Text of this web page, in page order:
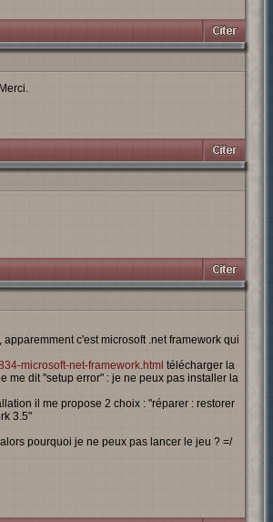
c'est microsoft .net framework qui
microsoft-net-framework.html télécharger la
me dit "setup error" : je ne peux pas installer la
il me propose 2 choix : "réparer : restorer
3.5"
pourquoi je ne peux pas lancer le jeu ? =/